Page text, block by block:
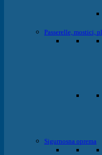
Passerelle, mostici,
Sigurnosna oprema